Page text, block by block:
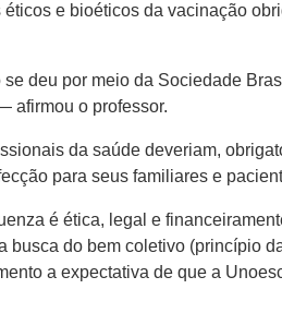
e bioéticos da vacinação
deu por meio da Sociedade
afirmou o professor.
da saúde deveriam,
para seus familiares e
é ética, legal e
do bem coletivo (princípio
a expectativa de que a